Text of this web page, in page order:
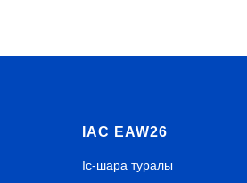
IAC EAW26
Іс-шара туралы